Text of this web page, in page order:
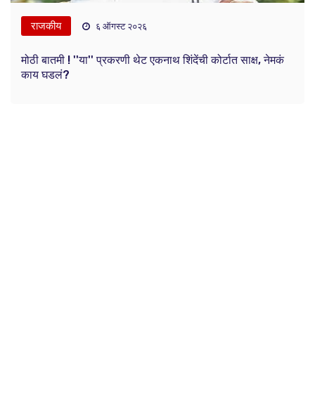
राजकीय ६ ऑगस्ट २०२६
मोठी बातमी ! ''या'' प्रकरणी थेट एकनाथ शिंदेंची कोर्टात साक्ष, नेमकं
काय घडलं?